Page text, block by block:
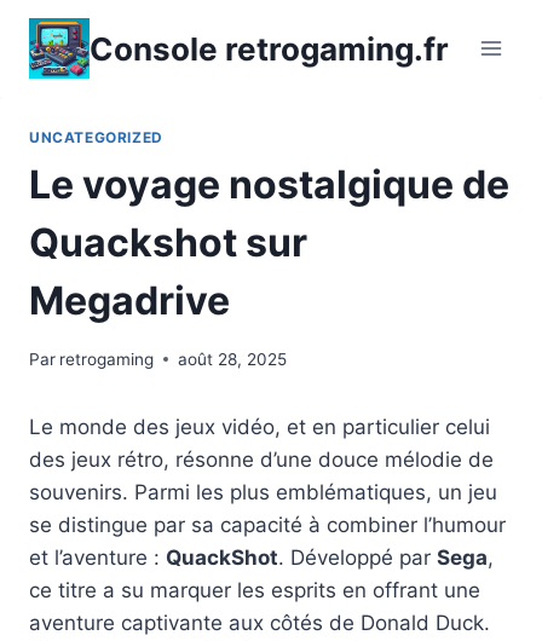
Aller
contenu
Console retrogaming.fr
UNCATEGORIZED
Le voyage nostalgique de
Quackshot sur
Megadrive
Par retrogaming août 28, 2025
Le monde des jeux vidéo, et en particulier celui
des jeux rétro, résonne d’une douce mélodie de
souvenirs. Parmi les plus emblématiques, un jeu
se distingue par sa capacité à combiner l’humour
et l’aventure : QuackShot. Développé par Sega,
ce titre a su marquer les esprits en offrant une
aventure captivante aux côtés de Donald Duck.